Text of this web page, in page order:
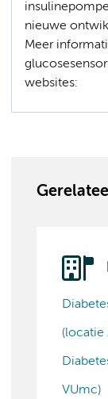
nieuwe
Meer
websites:
(locatie
VUmc)